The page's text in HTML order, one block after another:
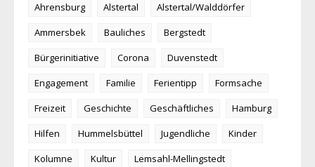
Ahrensburg Alstertal
Alstertal/Walddörfer
Ammersbek
Bauliches
Bergstedt
Bürgerinitiative
Corona
Duvenstedt
Engagement
Familie Ferientipp
Formsache
Freizeit
Geschichte Geschäftliches
Hamburg
Hilfen
Hummelsbüttel Jugendliche
Kinder
Kolumne
Kultur
Lemsahl-Mellingstedt